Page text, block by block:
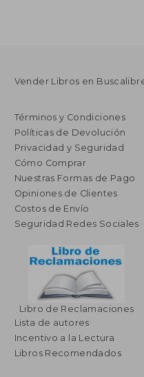
Vender Libros en
Términos y Condiciones
Políticas de Devolución
Privacidad y Seguridad
Cómo Comprar
Nuestras Formas de Pago
Opiniones de Clientes
Costos de Envío
Seguridad Redes Sociales
Libro de Reclamaciones
Lista de autores
Incentivo a la Lectura
Libros Recomendados